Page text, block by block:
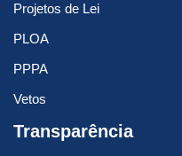
Projetos de Lei
PLOA
PPPA
Vetos
Transparência